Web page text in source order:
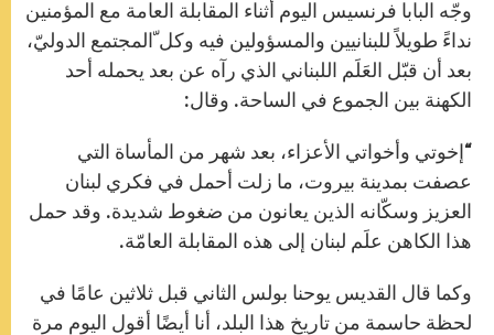
p
p
g
e
r
o
k
r
وجّه البابا فرنسيس اليوم أثناء المقابلة العامة مع المؤمنين
نداءً طويلاً للبنانيين والمسؤولين فيه وكل ّالمجتمع الدوليّ،
بعد أن قبّل العَلَم اللبناني الذي رآه عن بعد يحمله أحد
الكهنة بين الجموع في الساحة. وقال:
“إخوتي وأخواتي الأعزاء، بعد شهر من المأساة التي
عصفت بمدينة بيروت، ما زلت أحمل في فكري لبنان
العزيز وسكّانه الذين يعانون من ضغوط شديدة. وقد حمل
هذا الكاهن علَم لبنان إلى هذه المقابلة العامّة.
وكما قال القديس يوحنا بولس الثاني قبل ثلاثين عامًا في
لحظة حاسمة من تاريخ هذا البلد، أنا أيضًا أقول اليوم مرة